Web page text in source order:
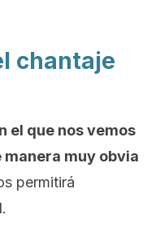
chantaje
el que nos vemos
muy obvia
permitirá